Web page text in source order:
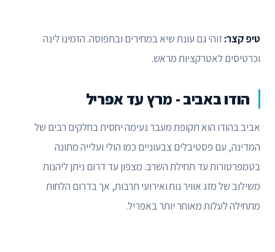
טיפ קצר:זוהי גם עונת שיא במחירים ובתפוסה. הזמינו לינה
וכרטיסים לאטרקציות מראש.
הודו באביב - מרץ עד אפריל
אביב בהודו הוא תקופת מעבר נעימה יחסית בחלקים רבים של
המדינה, עם פסטיבלים צבעוניים כמו הולי ועלייה מתונה
בטמפרטורות עד תחילת השרב. מצפון עד דרום ניתן ליהנות
משילוב של מזג אוויר נוח ואירועי תרבות, אך בדרום הלחות
מתחילה לעלות מאוחר יותר באפריל.